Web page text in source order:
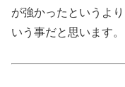
が強かったというよ
いう事だと思います。